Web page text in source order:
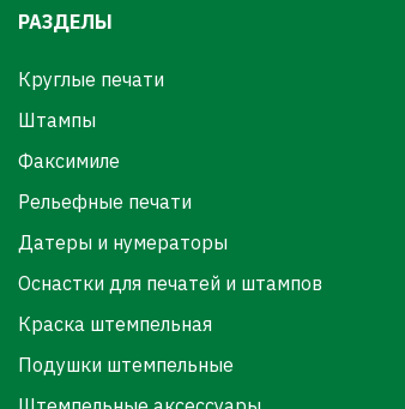
РАЗДЕЛЫ
Круглые печати
Штампы
Факсимиле
Рельефные печати
Датеры и нумераторы
Оснастки для печатей и штампов
Краска штемпельная
Подушки штемпельные